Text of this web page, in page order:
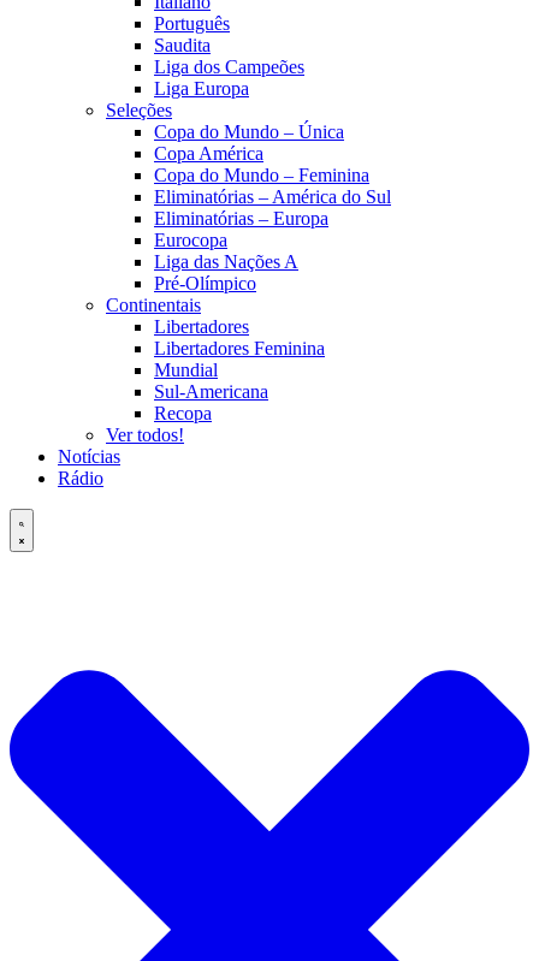
Português
Saudita
Liga dos Campeões
Liga Europa
Seleções
Copa do Mundo – Única
Copa América
Copa do Mundo – Feminina
Eliminatórias – América do Sul
Eliminatórias – Europa
Eurocopa
Liga das Nações A
Pré-Olímpico
Continentais
Libertadores
Libertadores Feminina
Mundial
Sul-Americana
Recopa
Ver todos!
Notícias
Rádio